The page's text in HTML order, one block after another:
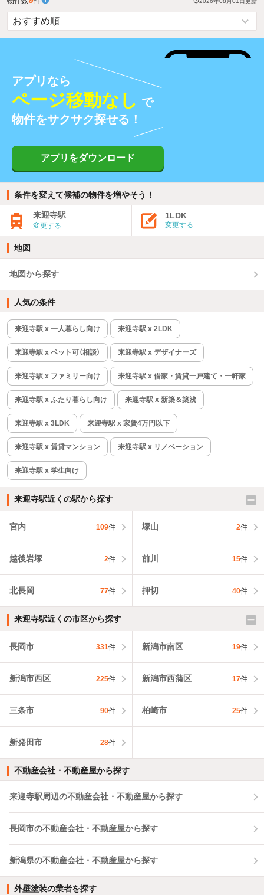
アプリなら
ページ移動なし で
物件をサクサク探せる！
アプリをダウンロード
条件を変えて候補の物件を増やそう！
来迎寺駅
変更する
1LDK
変更する
地図
地図から探す
人気の条件
来迎寺駅 x 一人暮らし向け 来迎寺駅 x 2LDK
来迎寺駅 x ペット可（相談） 来迎寺駅 x デザイナーズ
来迎寺駅 x ファミリー向け 来迎寺駅 x 借家・賃貸一戸建て・一軒家
来迎寺駅 x ふたり暮らし向け 来迎寺駅 x 新築＆築浅
来迎寺駅 x 3LDK 来迎寺駅 x 家賃4万円以下
来迎寺駅 x 賃貸マンション 来迎寺駅 x リノベーション
来迎寺駅 x 学生向け
来迎寺駅近くの駅から探す
宮内 109件 塚山 2件
越後岩塚 2件 前川 15件
北長岡 77件 押切 40件
来迎寺駅近くの市区から探す
長岡市 331件 新潟市南区 19件
新潟市西区 225件 新潟市西蒲区 17件
三条市 90件 柏崎市 25件
新発田市 28件
不動産会社・不動産屋から探す
来迎寺駅周辺の不動産会社・不動産屋から探す
長岡市の不動産会社・不動産屋から探す
新潟県の不動産会社・不動産屋から探す
外壁塗装の業者を探す